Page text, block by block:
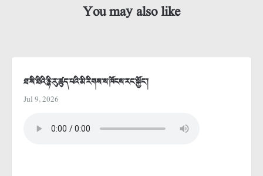
You may also like
ཐ་སི་ཐིའི་རྙི་རུ་ཚུད་པའི་མི་རིགས་ས་ཁོངས་རང་སྐྱོང་།
Jul 9, 2026